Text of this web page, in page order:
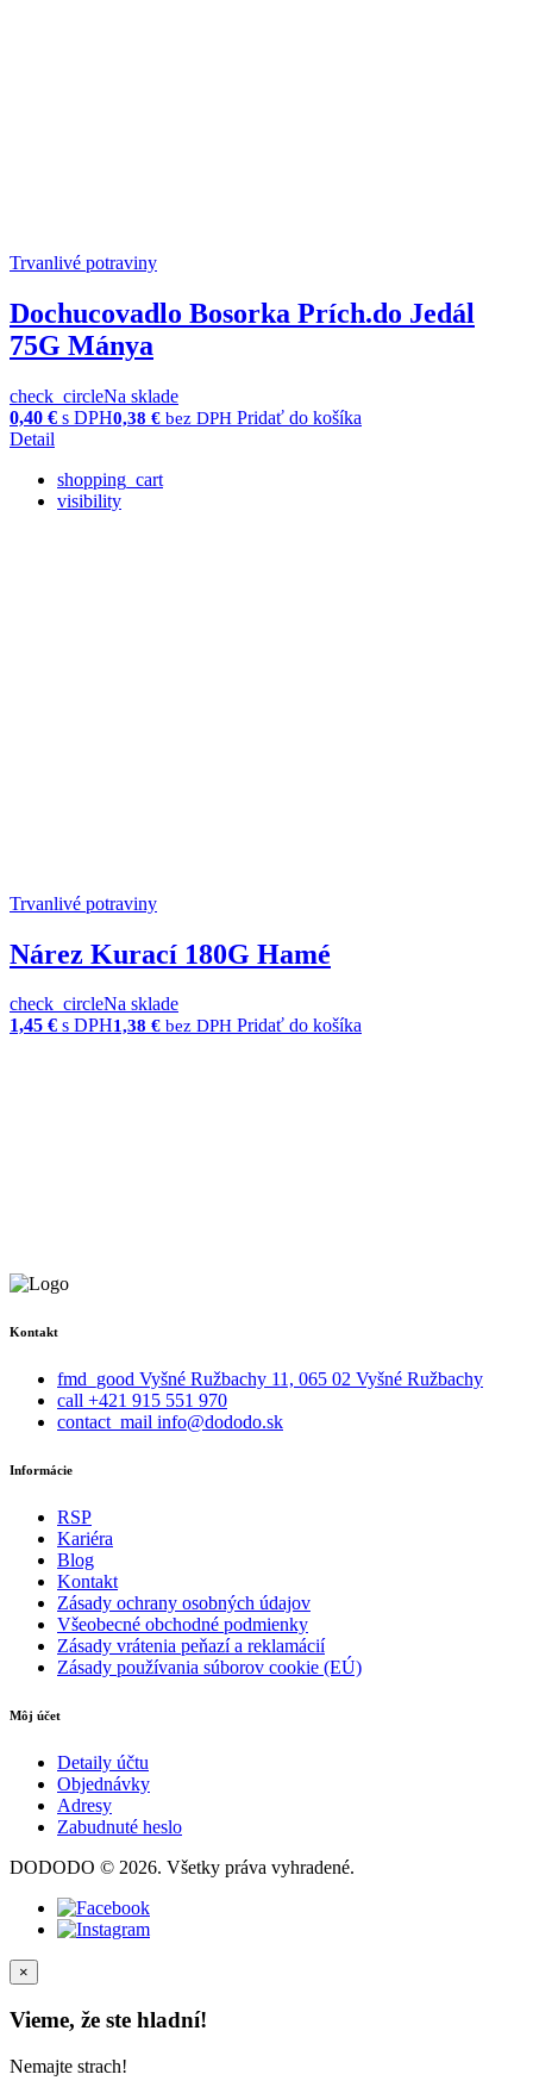
Trvanlivé potraviny
Dochucovadlo Bosorka Prích.do Jedál
75G Mánya
check_circleNa sklade
0,40 € s DPH0,38 € bez DPH Pridať do košíka
Detail
shopping_cart
visibility
Trvanlivé potraviny
Nárez Kurací 180G Hamé
check_circleNa sklade
1,45 € s DPH1,38 € bez DPH Pridať do košíka
Kontakt
fmd_good Vyšné Ružbachy 11, 065 02 Vyšné Ružbachy
call +421 915 551 970
contact_mail info@dododo.sk
Informácie
RSP
Kariéra
Blog
Kontakt
Zásady ochrany osobných údajov
Všeobecné obchodné podmienky
Zásady vrátenia peňazí a reklamácií
Zásady používania súborov cookie (EÚ)
Môj účet
Detaily účtu
Objednávky
Adresy
Zabudnuté heslo
DODODO © 2026. Všetky práva vyhradené.
×
Vieme, že ste hladní!
Nemajte strach!